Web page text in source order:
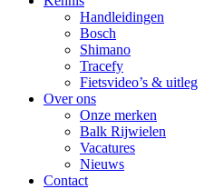
Handleidingen
Bosch
Shimano
Tracefy
Fietsvideo’s & uitleg
Over ons
Onze merken
Balk Rijwielen
Vacatures
Nieuws
Contact